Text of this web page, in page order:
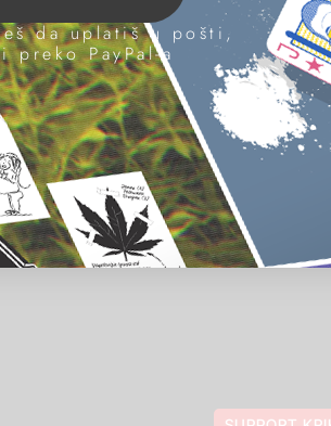
da uplatiš u pošti,
preko PayPal-a